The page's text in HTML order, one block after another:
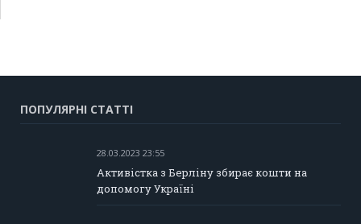
ПОПУЛЯРНІ СТАТТІ
28.03.2023 23:55
Активістка з Берліну збирає кошти на
допомогу Україні